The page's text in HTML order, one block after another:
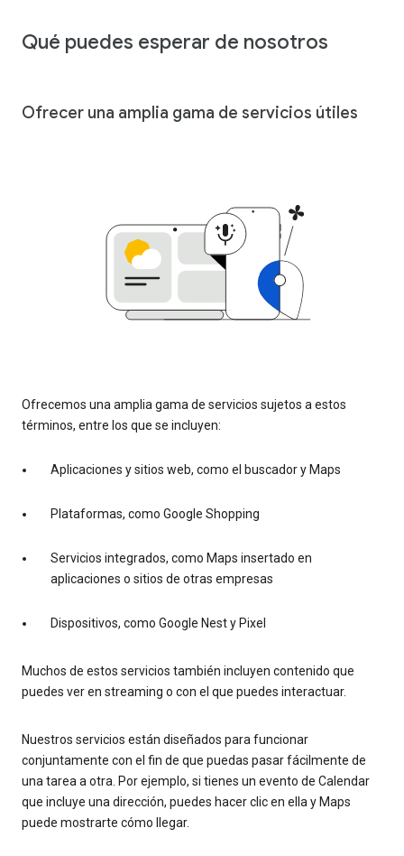
Qué puedes esperar de nosotros
Ofrecer una amplia gama de servicios útiles
Ofrecemos una amplia gama de servicios sujetos a estos
términos, entre los que se incluyen:
Aplicaciones y sitios web, como el buscador y Maps
Plataformas, como Google Shopping
Servicios integrados, como Maps insertado en
aplicaciones o sitios de otras empresas
Dispositivos, como Google Nest y Pixel
Muchos de estos servicios también incluyen contenido que
puedes ver en streaming o con el que puedes interactuar.
Nuestros servicios están diseñados para funcionar
conjuntamente con el fin de que puedas pasar fácilmente de
una tarea a otra. Por ejemplo, si tienes un evento de Calendar
que incluye una dirección, puedes hacer clic en ella y Maps
puede mostrarte cómo llegar.